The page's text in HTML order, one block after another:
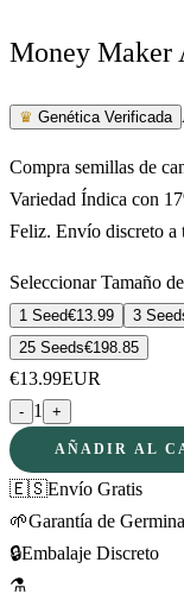
Money Maker
♛ Genética Verificada
Compra semillas de
Variedad Índica con
Feliz. Envío discreto a
Seleccionar Tamaño
1 Seed€13.99 3
25 Seeds€198.85
€13.99EUR
- 1 +
AÑADIR AL
🇪🇸Envío Gratis
🌱Garantía de
🔒Embalaje Discreto
⚗